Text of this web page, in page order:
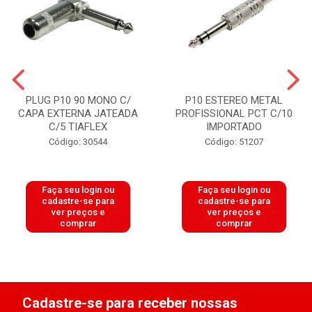
PLUG P10 90 MONO C/
CAPA EXTERNA JATEADA
C/5 TIAFLEX
Código: 30544
Faça seu login ou
cadastre-se para
ver preços e
comprar
P10 ESTEREO METAL
PROFISSIONAL PCT C/10
IMPORTADO
Código: 51207
Faça seu login ou
cadastre-se para
ver preços e
comprar
Cadastre-se para receber nossas